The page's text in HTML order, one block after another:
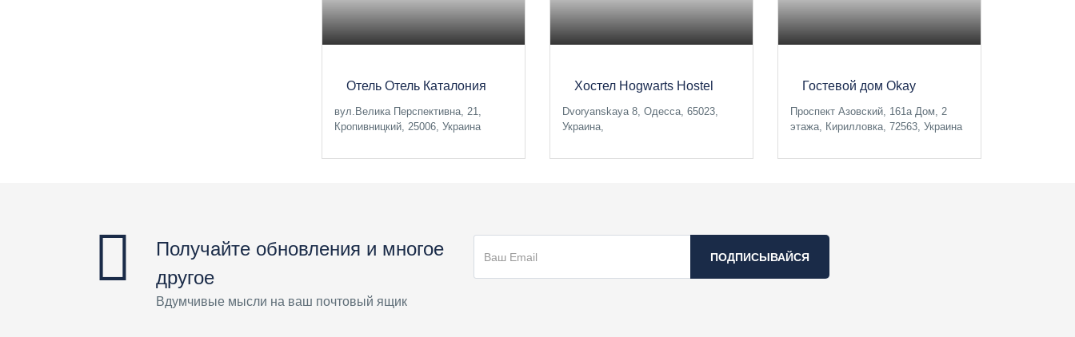
Отель Отель Каталония
вул.Велика Перспективна, 21,
Кропивницкий, 25006, Украина
Хостел Hogwarts Hostel
Dvoryanskaya 8, Одесса, 65023,
Украина,
Гостевой дом Okay
Проспект Азовский, 161а Дом, 2
этажа, Кирилловка, 72563, Украина
Получайте обновления и многое
другое
Вдумчивые мысли на ваш почтовый ящик
ПОДПИСЫВАЙСЯ